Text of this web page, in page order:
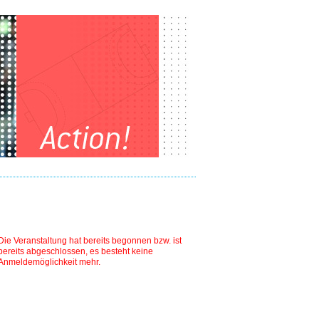
Die Veranstaltung hat bereits begonnen bzw. ist
abgeschlossen, es besteht keine
mehr.